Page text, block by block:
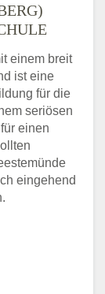
einem breit
ist eine
für die
seriösen
einen
eingehend